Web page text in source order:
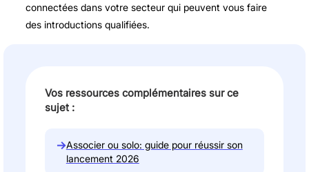
connectées dans votre secteur qui peuvent vous faire
des introductions qualifiées.
Vos ressources complémentaires sur ce
sujet :
→Associer ou solo: guide pour réussir son
lancement 2026